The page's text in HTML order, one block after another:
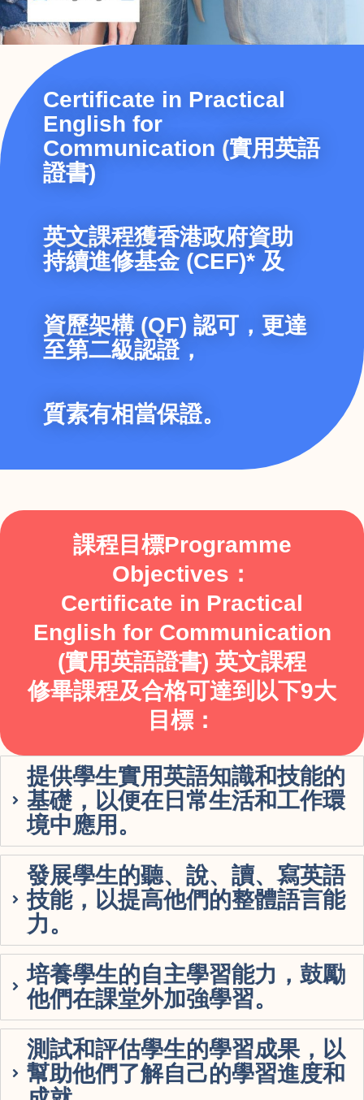
Certificate in Practical
English for
Communication (實用英語
證書)
英文課程獲香港政府資助
持續進修基金(CEF)* 及
資歷架構 (QF) 認可，更達
至第二級認證，
質素有相當保證。
課程目標Programme
Objectives：
Certificate in Practical
English for Communication
(實用英語證書) 英文課程
修畢課程及合格可達到以下9大
目標：
提供學生實用英語知識和技能的
基礎，以便在日常生活和工作環
境中應用。
發展學生的聽、說、讀、寫英語
技能，以提高他們的整體語言能
力。
培養學生的自主學習能力，鼓勵
他們在課堂外加強學習。
測試和評估學生的學習成果，以
幫助他們了解自己的學習進度和